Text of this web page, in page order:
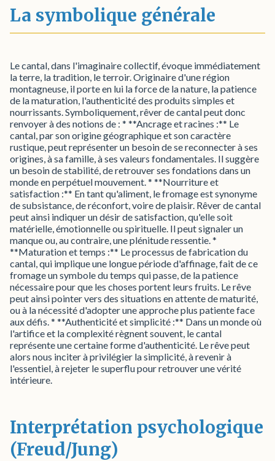
La symbolique générale
Le cantal, dans l'imaginaire collectif, évoque immédiatement
la terre, la tradition, le terroir. Originaire d'une région
montagneuse, il porte en lui la force de la nature, la patience
de la maturation, l'authenticité des produits simples et
nourrissants. Symboliquement, rêver de cantal peut donc
renvoyer à des notions de : * **Ancrage et racines :** Le
cantal, par son origine géographique et son caractère
rustique, peut représenter un besoin de se reconnecter à ses
origines, à sa famille, à ses valeurs fondamentales. Il suggère
un besoin de stabilité, de retrouver ses fondations dans un
monde en perpétuel mouvement. * **Nourriture et
satisfaction :** En tant qu'aliment, le fromage est synonyme
de subsistance, de réconfort, voire de plaisir. Rêver de cantal
peut ainsi indiquer un désir de satisfaction, qu'elle soit
matérielle, émotionnelle ou spirituelle. Il peut signaler un
manque ou, au contraire, une plénitude ressentie. *
**Maturation et temps :** Le processus de fabrication du
cantal, qui implique une longue période d'affinage, fait de ce
fromage un symbole du temps qui passe, de la patience
nécessaire pour que les choses portent leurs fruits. Le rêve
peut ainsi pointer vers des situations en attente de maturité,
ou à la nécessité d'adopter une approche plus patiente face
aux défis. * **Authenticité et simplicité :** Dans un monde où
l'artifice et la complexité règnent souvent, le cantal
représente une certaine forme d'authenticité. Le rêve peut
alors nous inciter à privilégier la simplicité, à revenir à
l'essentiel, à rejeter le superflu pour retrouver une vérité
intérieure.
Interprétation psychologique
(Freud/Jung)